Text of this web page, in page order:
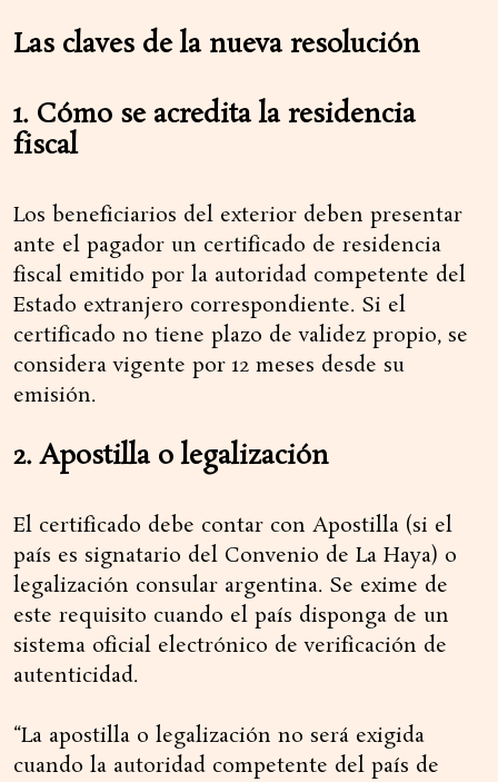
Las claves de la nueva resolución
1. Cómo se acredita la residencia
fiscal
Los beneficiarios del exterior deben presentar
ante el pagador un certificado de residencia
fiscal emitido por la autoridad competente del
Estado extranjero correspondiente. Si el
certificado no tiene plazo de validez propio, se
considera vigente por 12 meses desde su
emisión.
2. Apostilla o legalización
El certificado debe contar con Apostilla (si el
país es signatario del Convenio de La Haya) o
legalización consular argentina. Se exime de
este requisito cuando el país disponga de un
sistema oficial electrónico de verificación de
autenticidad.
“La apostilla o legalización no será exigida
cuando la autoridad competente del país de